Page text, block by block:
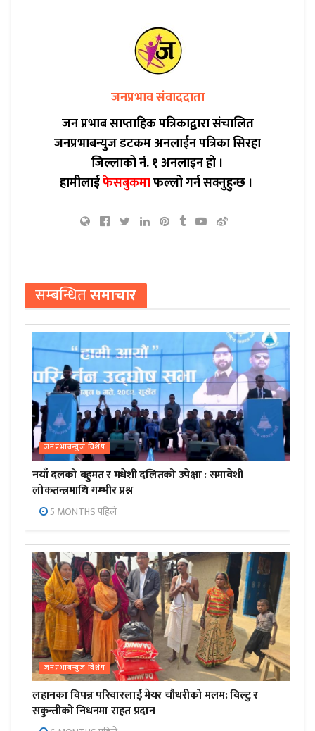
जनप्रभाव संवाददाता
जन प्रभाब साप्ताहिक पत्रिकाद्वारा संचालित
जनप्रभाबन्युज डटकम अनलाईन पत्रिका सिरहा
जिल्लाको नं. १ अनलाइन हो ।
हामीलाईफेसबुकमाफल्लो गर्न सक्नुहुन्छ ।
सम्बन्धितसमाचार
जनप्रभाबन्युज विशेष
नयाँ दलको बहुमत र मधेशी दलितको उपेक्षा : समावेशी
लोकतन्त्रमाथि गम्भीर प्रश्न
5 MONTHS पहिले
जनप्रभाबन्युज विशेष
लहानका विपन्न परिवारलाई मेयर चौधरीको मलम: विल्टु र
सकुन्तीको निधनमा राहत प्रदान